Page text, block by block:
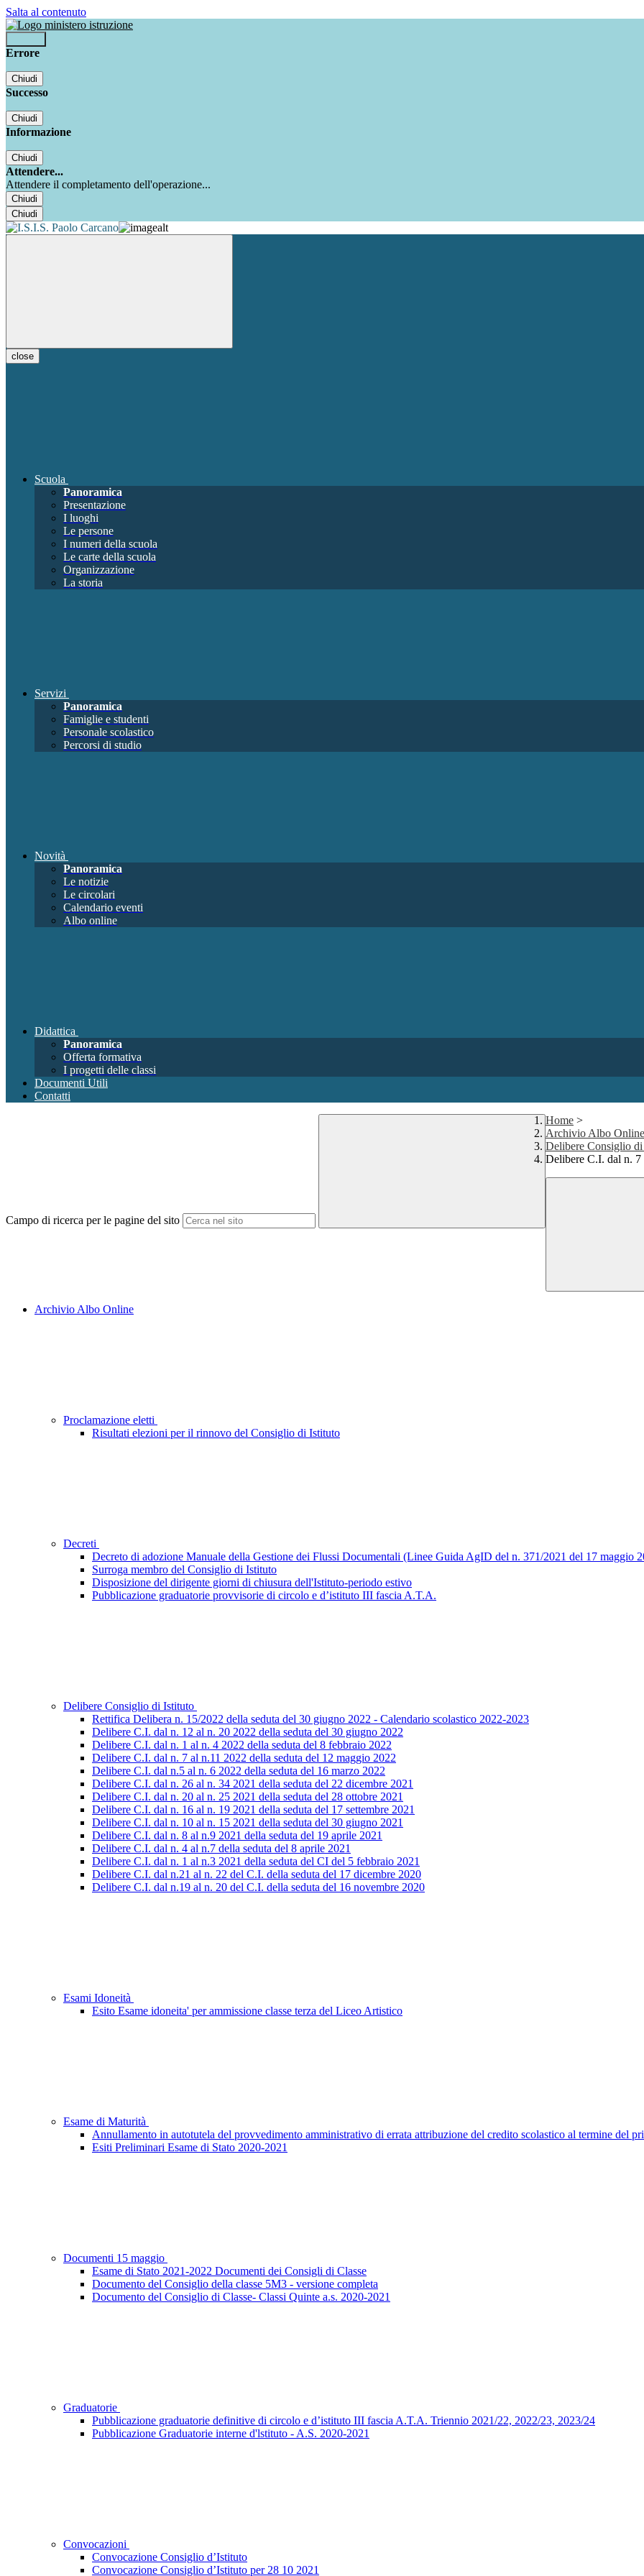
Salta al contenuto
Errore
Chiudi
Successo
Chiudi
Informazione
Chiudi
Attendere...
Attendere il completamento dell'operazione...
Chiudi
Chiudi
close
Scuola
Panoramica
Presentazione
I luoghi
Le persone
I numeri della scuola
Le carte della scuola
Organizzazione
La storia
Servizi
Panoramica
Famiglie e studenti
Personale scolastico
Percorsi di studio
Novità
Panoramica
Le notizie
Le circolari
Calendario eventi
Albo online
Didattica
Panoramica
Offerta formativa
I progetti delle classi
Documenti Utili
Contatti
Campo di ricerca per le pagine del sito
Home >
Archivio Albo Online
Delibere Consiglio
Delibere C.I. dal n. 7
Archivio Albo Online
Proclamazione eletti
Risultati elezioni per il rinnovo del Consiglio di Istituto
Decreti
Decreto di adozione Manuale della Gestione dei Flussi Documentali (Linee Guida AgID del n. 371/2021 del 17 maggio
Surroga membro del Consiglio di Istituto
Disposizione del dirigente giorni di chiusura dell'Istituto-periodo estivo
Pubblicazione graduatorie provvisorie di circolo e d’istituto III fascia A.T.A.
Delibere Consiglio di Istituto
Rettifica Delibera n. 15/2022 della seduta del 30 giugno 2022 - Calendario scolastico 2022-2023
Delibere C.I. dal n. 12 al n. 20 2022 della seduta del 30 giugno 2022
Delibere C.I. dal n. 1 al n. 4 2022 della seduta del 8 febbraio 2022
Delibere C.I. dal n. 7 al n.11 2022 della seduta del 12 maggio 2022
Delibere C.I. dal n.5 al n. 6 2022 della seduta del 16 marzo 2022
Delibere C.I. dal n. 26 al n. 34 2021 della seduta del 22 dicembre 2021
Delibere C.I. dal n. 20 al n. 25 2021 della seduta del 28 ottobre 2021
Delibere C.I. dal n. 16 al n. 19 2021 della seduta del 17 settembre 2021
Delibere C.I. dal n. 10 al n. 15 2021 della seduta del 30 giugno 2021
Delibere C.I. dal n. 8 al n.9 2021 della seduta del 19 aprile 2021
Delibere C.I. dal n. 4 al n.7 della seduta del 8 aprile 2021
Delibere C.I. dal n. 1 al n.3 2021 della seduta del CI del 5 febbraio 2021
Delibere C.I. dal n.21 al n. 22 del C.I. della seduta del 17 dicembre 2020
Delibere C.I. dal n.19 al n. 20 del C.I. della seduta del 16 novembre 2020
Esami Idoneità
Esito Esame idoneita' per ammissione classe terza del Liceo Artistico
Esame di Maturità
Annullamento in autotutela del provvedimento amministrativo di errata attribuzione del credito scolastico al termine del
Esiti Preliminari Esame di Stato 2020-2021
Documenti 15 maggio
Esame di Stato 2021-2022 Documenti dei Consigli di Classe
Documento del Consiglio della classe 5M3 - versione completa
Documento del Consiglio di Classe- Classi Quinte a.s. 2020-2021
Graduatorie
Pubblicazione graduatorie definitive di circolo e d’istituto III fascia A.T.A. Triennio 2021/22, 2022/23, 2023/24
Pubblicazione Graduatorie interne d'lstituto - A.S. 2020-2021
Convocazioni
Convocazione Consiglio d’Istituto
Convocazione Consiglio d’Istituto per 28 10 2021